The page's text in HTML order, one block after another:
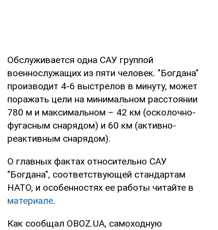
Обслуживается одна САУ группой
военнослужащих из пяти человек. "Богдана"
производит 4-6 выстрелов в минуту, может
поражать цели на минимальном расстоянии
780 м и максимальном – 42 км (осколочно-
фугасным снарядом) и 60 км (активно-
реактивным снарядом).
О главных фактах относительно САУ
"Богдана", соответствующей стандартам
НАТО, и особенностях ее работы читайте в
материале.
Как сообщал OBOZ.UA, самоходную